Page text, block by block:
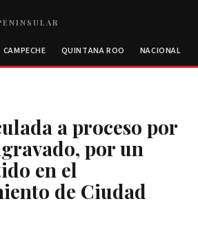
CAMPECHE QUINTANA ROO NACIONAL
a proceso por
por un
en el
de Ciudad